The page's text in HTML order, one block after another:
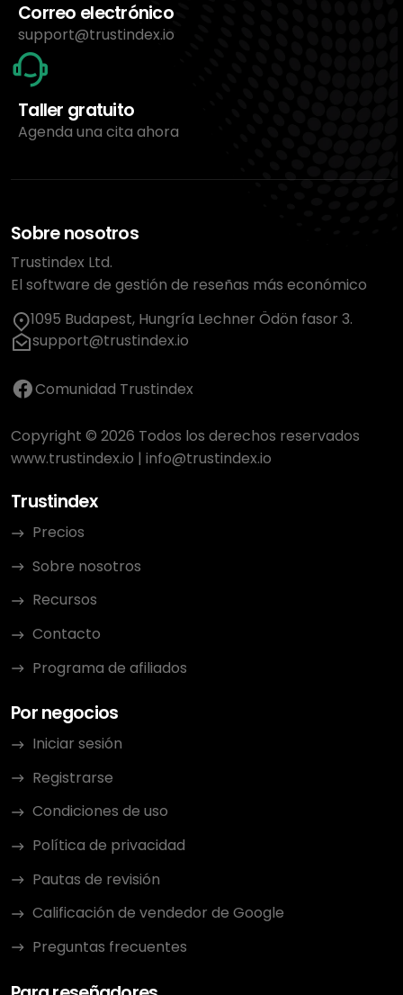
Correo electrónico
support@trustindex.io
Taller gratuito
Agenda una cita ahora
Sobre nosotros
Trustindex Ltd.
El software de gestión de reseñas más económico
1095 Budapest, Hungría Lechner Ödön fasor 3.
support@trustindex.io
Comunidad Trustindex
Copyright © 2026 Todos los derechos reservados
www.trustindex.io | info@trustindex.io
Trustindex
Precios
Sobre nosotros
Recursos
Contacto
Programa de afiliados
Por negocios
Iniciar sesión
Registrarse
Condiciones de uso
Política de privacidad
Pautas de revisión
Calificación de vendedor de Google
Preguntas frecuentes